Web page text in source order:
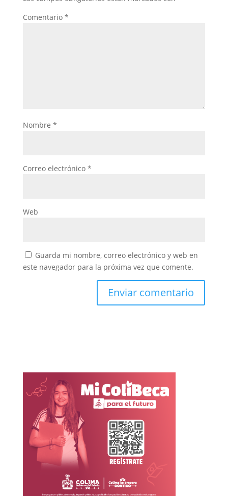
Comentario *
Nombre *
Correo electrónico *
Web
Guarda mi nombre, correo electrónico y web en
este navegador para la próxima vez que comente.